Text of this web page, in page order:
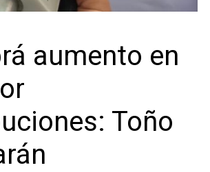
aumento en
Toño